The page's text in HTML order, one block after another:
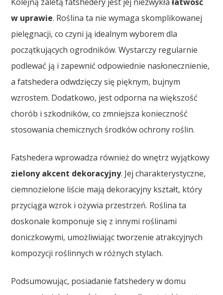
w uprawie. Roślina ta nie wymaga skomplikowanej
pielęgnacji, co czyni ją idealnym wyborem dla
początkujących ogrodników. Wystarczy regularnie
podlewać ją i zapewnić odpowiednie nasłonecznienie,
a fatshedera odwdzięczy się pięknym, bujnym
wzrostem. Dodatkowo, jest odporna na większość
chorób i szkodników, co zmniejsza konieczność
stosowania chemicznych środków ochrony roślin.
Fatshedera wprowadza również do wnętrz wyjątkowy
zielony akcent dekoracyjny. Jej charakterystyczne,
ciemnozielone liście mają dekoracyjny kształt, który
przyciąga wzrok i ożywia przestrzeń. Roślina ta
doskonale komponuje się z innymi roślinami
doniczkowymi, umożliwiając tworzenie atrakcyjnych
kompozycji roślinnych w różnych stylach.
Podsumowując, posiadanie fatshedery w domu